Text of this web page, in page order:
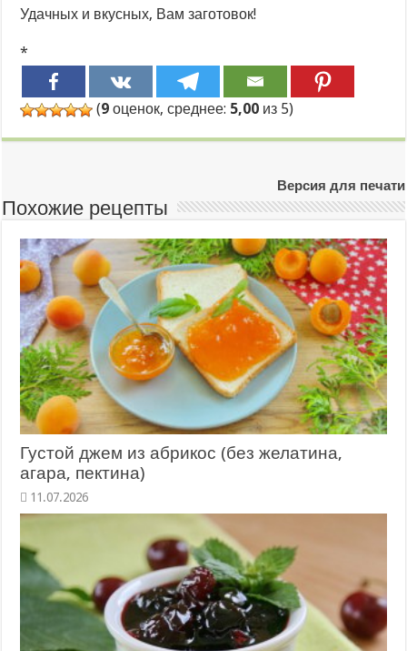
Удачных и вкусных, Вам заготовок!
*
(9 оценок, среднее: 5,00 из 5)
Версия для печати
Похожие рецепты
Густой джем из абрикос (без желатина,
агара, пектина)
11.07.2026